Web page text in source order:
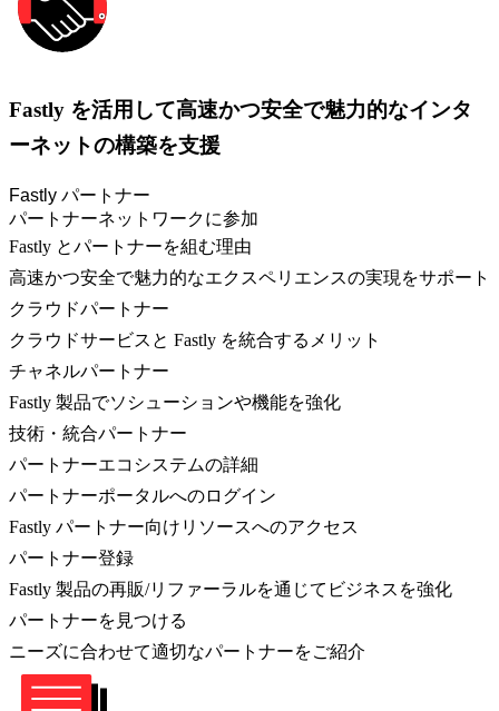
Fastly を活用して高速かつ安全で魅力的なインタ
ーネットの構築を支援
Fastly パートナー
パートナーネットワークに参加
Fastly とパートナーを組む理由
高速かつ安全で魅力的なエクスペリエンスの実現をサポート
クラウドパートナー
クラウドサービスと Fastly を統合するメリット
チャネルパートナー
Fastly 製品でソシューションや機能を強化
技術・統合パートナー
パートナーエコシステムの詳細
パートナーポータルへのログイン
Fastly パートナー向けリソースへのアクセス
パートナー登録
Fastly 製品の再販/リファーラルを通じてビジネスを強化
パートナーを見つける
ニーズに合わせて適切なパートナーをご紹介